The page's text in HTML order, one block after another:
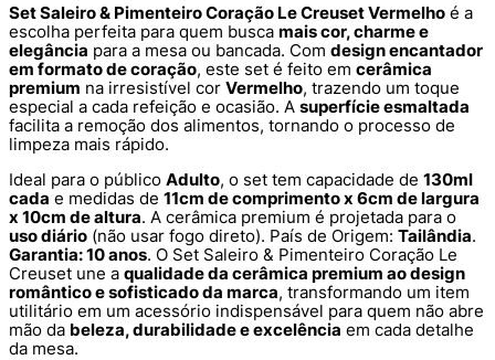
Set Saleiro & Pimenteiro Coração Le Creuset Vermelho é a
escolha perfeita para quem busca mais cor, charme e
elegância para a mesa ou bancada. Com design encantador
em formato de coração, este set é feito em cerâmica
premium na irresistível cor Vermelho, trazendo um toque
especial a cada refeição e ocasião. A superfície esmaltada
facilita a remoção dos alimentos, tornando o processo de
limpeza mais rápido.
Ideal para o público Adulto, o set tem capacidade de 130ml
cada e medidas de 11cm de comprimento x 6cm de largura
x 10cm de altura. A cerâmica premium é projetada para o
uso diário (não usar fogo direto). País de Origem: Tailândia.
Garantia: 10 anos. O Set Saleiro & Pimenteiro Coração Le
Creuset une a qualidade da cerâmica premium ao design
romântico e sofisticado da marca, transformando um item
utilitário em um acessório indispensável para quem não abre
mão da beleza, durabilidade e excelência em cada detalhe
da mesa.